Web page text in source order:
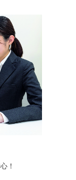
！